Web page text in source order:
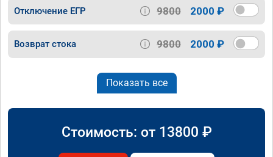
Отключение ЕГР 9800 2000 ₽
Возврат стока 9800 2000 ₽
Показать все
Стоимость: от 13800 ₽